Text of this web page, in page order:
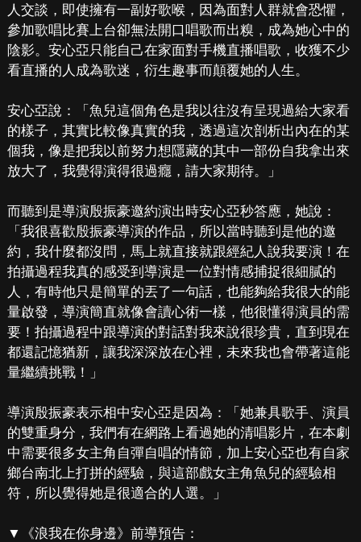
人交談，即使擁有一副好歌喉，因為面對人群就會恐懼，
參加歌唱比賽上台卻無法開口唱歌而出糗，成為她心中的
陰影。安心亞只能自己在家面對手機直播唱歌，收獲不少
看直播的人成為歌迷，衍生趣事而顛覆她的人生。
安心亞說：「魚兒這個角色是我以往沒有呈現過給大家看
的樣子，其實比較像真實的我，透過這次剖析出內在的某
個我，像是把我以前努力想隱藏的其中一部份自我拿出來
放大了，我覺得演得很過癮，請大家期待。」
而聽到是導演殷振豪邀約演出時安心亞秒答應，她說：
「我很喜歡殷振豪導演的作品，所以當時聽到是他的邀
約，我什麼都沒問，馬上就直接就跟經紀人說我要演！在
拍攝過程我真的感受到導演是一位對情感捕捉很細膩的
人，有時他只是簡單的丟了一句話，也能夠給我很大的能
量啟發，導演簡直就像會讀心術一樣，他很懂得演員的需
要！拍攝過程中跟導演的對話對我來說很珍貴，直到現在
都還記憶猶新，讓我深深放在心裡，未來我也會帶著這能
量繼續挑戰！」
導演殷振豪表示相中安心亞是因為：「她兼具歌手、演員
的雙重身分，我們有在網路上看過她的清唱影片，在本劇
中需要很多女主角自彈自唱的情節，加上安心亞也有自家
鄉台南北上打拼的經驗，與這部戲女主角魚兒的經驗相
符，所以覺得她是很適合的人選。」
▼《浪我在你身邊》前導預告：